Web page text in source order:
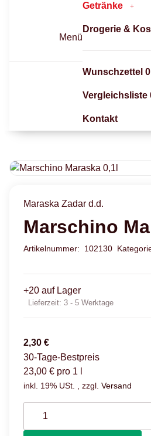
Menü
Getränke
Drogerie &
Wunschzettel 0
Vergleichsliste
Kontakt
Maraska Zadar d.d.
Marschino
Artikelnummer: 102130
+20 auf Lager
Lieferzeit: 3 - 5 Werktage
2,30 €
30-Tage-Bestpreis
23,00 € pro 1 l
inkl. 19% USt. , zzgl. Versand